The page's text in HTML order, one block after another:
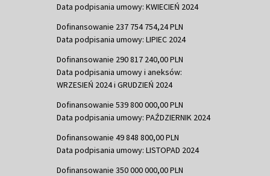
Data podpisania umowy: KWIECIEŃ 2024
Dofinansowanie 237 754 754,24 PLN
Data podpisania umowy: LIPIEC 2024
Dofinansowanie 290 817 240,00 PLN
Data podpisania umowy i aneksów:
WRZESIEŃ 2024 i GRUDZIEŃ 2024
Dofinansowanie 539 800 000,00 PLN
Data podpisania umowy: PAŹDZIERNIK 2024
Dofinansowanie 49 848 800,00 PLN
Data podpisania umowy: LISTOPAD 2024
Dofinansowanie 350 000 000,00 PLN